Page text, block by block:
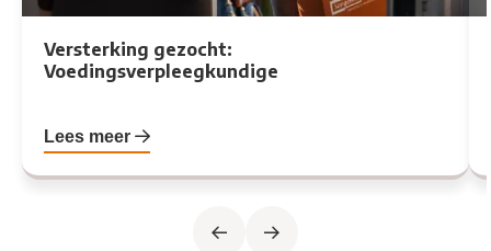
Versterking gezocht:
Voedingsverpleegkundige
Lees meer
Previous slide
Next slide